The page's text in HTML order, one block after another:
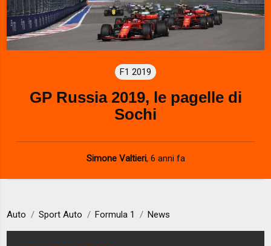
F1 2019
GP Russia 2019, le pagelle di
Sochi
Simone Valtieri, 6 anni fa
Auto Sport Auto Formula 1 News